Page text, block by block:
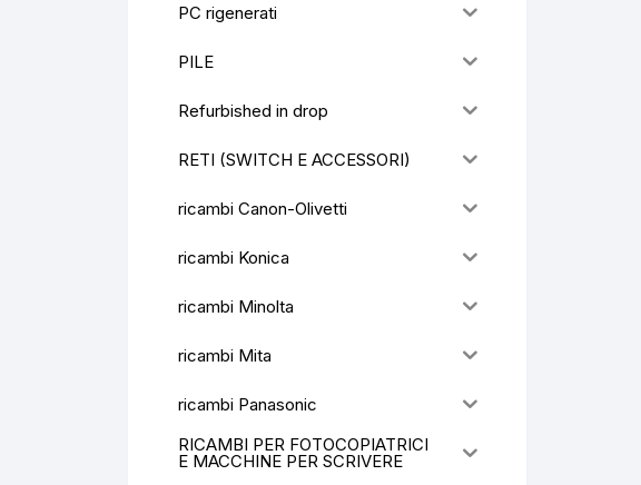
PC rigenerati
PILE
Refurbished in drop
RETI (SWITCH E ACCESSORI)
ricambi Canon-Olivetti
ricambi Konica
ricambi Minolta
ricambi Mita
ricambi Panasonic
RICAMBI PER FOTOCOPIATRICI
E MACCHINE PER SCRIVERE